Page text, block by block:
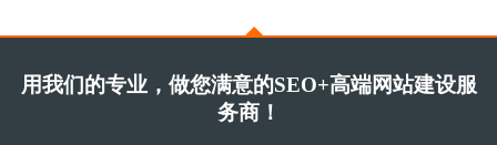
用我们的专业，做您满意的SEO+高端网站建设服
务商！